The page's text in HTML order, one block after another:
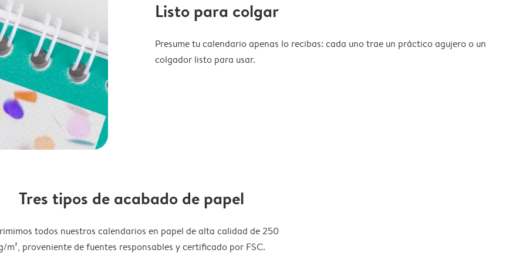
Listo para colgar
Presume tu calendario apenas lo recibas: cada uno trae un práctico agujero o un
colgador listo para usar.
Tres tipos de acabado de papel
todos nuestros calendarios en papel de alta calidad de 250
m², proveniente de fuentes responsables y certificado por FSC.